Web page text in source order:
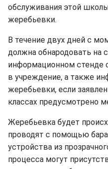
обслуживания этой
жеребьевки.
В течение двух дней с
должна обнародовать на
информационном стенде
в учреждение, а также
жеребьевки, если
классах предусмотрено
Жеребьевка будет
проводят с помощью
устройства из
процесса могут